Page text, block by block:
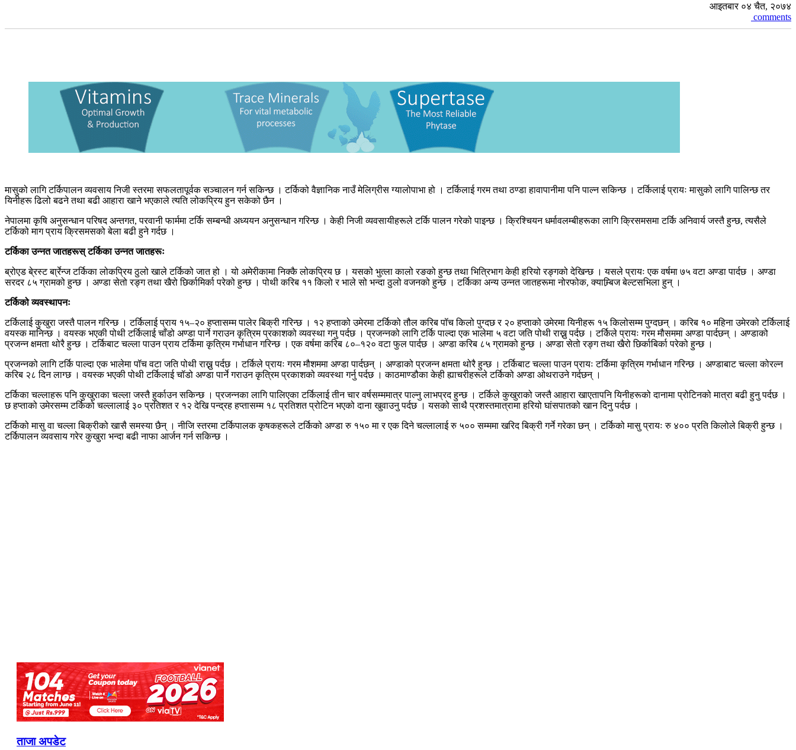
आइतबार ०४ चैत, २०७४
comments
मासुको लागि टर्किपालन व्यवसाय निजी स्तरमा सफलतापूर्वक सञ्चालन गर्न सकिन्छ । टर्किको वैज्ञानिक नाउँ मेलिग्रीस ग्यालोपाभा हो । टर्किलाई गरम तथा ठण्डा हावापानीमा पनि पाल्न सकिन्छ । टर्किलाई प्रायः मासुको लागि पालिन्छ तर
यिनीहरू ढिलो बढने तथा बढी आहारा खाने भएकाले त्यति लोकप्रिय हुन सकेको छैन ।
नेपालमा कृषि अनुसन्धान परिषद अन्तगत, परवानी फार्ममा टर्कि सम्बन्धी अध्ययन अनुसन्धान गरिन्छ । केही निजी व्यवसायीहरूले टर्कि पालन गरेको पाइन्छ । क्रिश्चियन धर्मावलम्बीहरूका लागि क्रिसमसमा टर्कि अनिवार्य जस्तै हुन्छ, त्यसैले
टर्किको माग प्राय क्रिसमसको बेला बढी हुने गर्दछ ।
टर्किका उन्नत जातहरूस् टर्किका उन्नत जातहरूः
ब्रोएड बे्रस्ट बा्र्रेन्ज टर्किका लोकप्रिय ठुलो खाले टर्किको जात हो । यो अमेरीकामा निक्कै लोकप्रिय छ । यसको भुत्ला कालो रङको हुन्छ तथा भित्रिभाग केही हरियो रङ्गको देखिन्छ । यसले प्रायः एक वर्षमा ७५ वटा अण्डा पार्दछ । अण्डा
सरदर ८५ ग्रामको हुन्छ । अण्डा सेतो रङ्ग तथा खैरो छिर्कामिर्का परेको हुन्छ । पोथी करिब ११ किलो र भाले सो भन्दा ठुलो वजनको हुन्छ । टर्किका अन्य उन्नत जातहरूमा नोरफोक, क्याम्र्बिज बेल्टसभिला हुन् ।
टर्किको व्यवस्थापनः
टर्किलाई कुखुरा जस्तै पालन गरिन्छ । टर्किलाई प्राय १५–२० हप्तासम्म पालेर बिक्री गरिन्छ । १२ हप्ताको उमेरमा टर्किको तौल करिब पॉच किलो पुग्दछ र २० हप्ताको उमेरमा यिनीहरू १५ किलोसम्म पुग्दछन् । करिब १० महिना उमेरको टर्किलाई
वयस्क मानिन्छ । वयस्क भएकी पोथी टर्किलाई चाँडो अण्डा पार्ने गराउन कृत्रिम प्रकाशको व्यवस्था गनु पर्दछ । प्रजन्नको लागि टर्कि पाल्दा एक भालेमा ५ वटा जति पोथी राख्नु पर्दछ । टर्किले प्रायः गरम मौसममा अण्डा पार्दछन् । अण्डाको
प्रजन्न क्षमता थोरै हुन्छ । टर्किबाट चल्ला पाउन प्राय टर्किमा कृत्रिम गर्भाधान गरिन्छ । एक वर्षमा करिब ८०–१२० वटा फुल पार्दछ । अण्डा करिब ८५ ग्रामको हुन्छ । अण्डा सेतो रङ्ग तथा खैरो छिर्काबिर्का परेको हुन्छ ।
प्रजन्नको लागि टर्कि पाल्दा एक भालेमा पॉच वटा जति पोथी राख्नु पर्दछ । टर्किले प्रायः गरम मौशममा अण्डा पार्दछन् । अण्डाको प्रजन्न क्षमता थोरै हुन्छ । टर्किबाट चल्ला पाउन प्रायः टर्किमा कृत्रिम गर्भाधान गरिन्छ । अण्डाबाट चल्ला कोरल्न
करिब २८ दिन लाग्छ । वयस्क भएकी पोथी टर्किलाई चॉडो अण्डा पार्ने गराउन कृत्रिम प्रकाशको व्यवस्था गर्नु पर्दछ । काठमाण्डौका केही ह्याचरीहरूले टर्किको अण्डा ओथराउने गर्दछन् ।
टर्किका चल्लाहरू पनि कुखुराका चल्ला जस्तै हुर्काउन सकिन्छ । प्रजन्नका लागि पालिएका टर्किलाई तीन चार वर्षसम्ममात्र पाल्नु लाभप्रद हुन्छ । टर्किले कुखुराको जस्तै आहारा खाएतापनि यिनीहरूको दानामा प्रोटिनको मात्रा बढी हुनु पर्दछ ।
छ हप्ताको उमेरसम्म टर्किको चल्लालाई ३० प्रतिशत र १२ देखि पन्द्रह हप्तासम्म १८ प्रतिशत प्रोटिन भएको दाना खुवाउनु पर्दछ । यसको साथै प्रशस्तमात्रामा हरियो घांसपातको खान दिनु पर्दछ ।
टर्किको मासु वा चल्ला बिक्रीको खासै समस्या छैन् । नीजि स्तरमा टर्किपालक कृषकहरूले टर्किको अण्डा रु १५० मा र एक दिने चल्लालाई रु ५०० सम्ममा खरिद बिक्री गर्ने गरेका छन् । टर्किको मासु प्रायः रु ४०० प्रति किलोले बिक्री हुन्छ ।
टर्किपालन व्यवसाय गरेर कुखुरा भन्दा बढी नाफा आर्जन गर्न सकिन्छ ।
ताजा अपडेट